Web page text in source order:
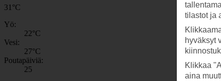
31 °C
Yö:
22°C
Vesi:
27°C
Poutapäiviä:
25
tilastot ja
hyväksyt
Klikkaa
aina